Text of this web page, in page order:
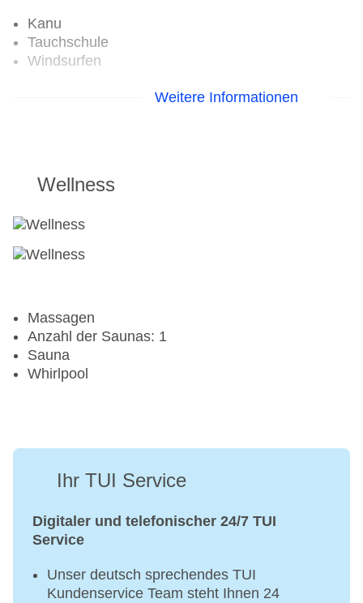
Kanu
Tauchschule
Windsurfen
Weitere Informationen
Wellness
Massagen
Anzahl der Saunas: 1
Sauna
Whirlpool
Ihr TUI Service
Digitaler und telefonischer 24/7 TUI
Service
Unser deutsch sprechendes TUI
Kundenservice Team steht Ihnen 24